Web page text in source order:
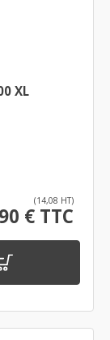
XL
(14,08 HT)
€ TTC